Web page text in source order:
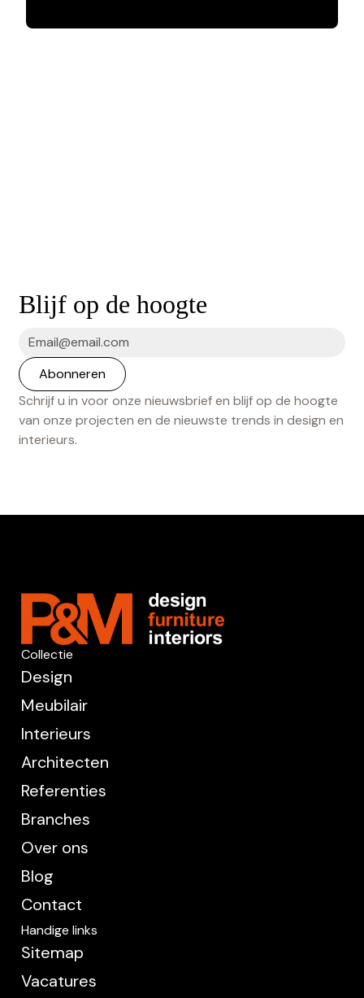
Blijf op de hoogte
Schrijf u in voor onze nieuwsbrief en blijf op de hoogte
van onze projecten en de nieuwste trends in design en
interieurs.
Collectie
Design
Meubilair
Interieurs
Architecten
Referenties
Branches
Over ons
Blog
Contact
Handige links
Sitemap
Vacatures